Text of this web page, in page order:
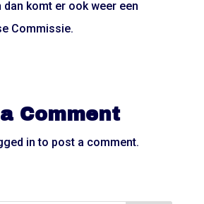
komt er ook weer een
Commissie.
Comment
in to post a comment.